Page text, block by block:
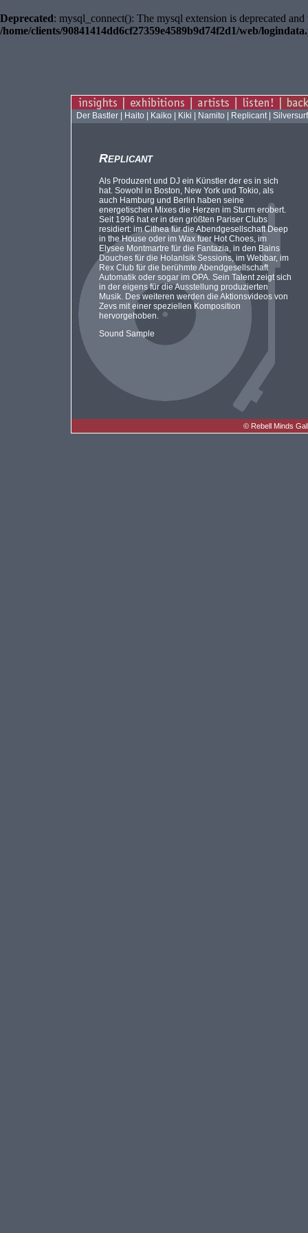
Deprecated: mysql_connect(): The mysql extension is deprecated
/home/clients/90841414dd6cf27359e4589b9d74f2d1/web/
Der Bastler| Haito Kaiko Kiki Namito Replicant|
Replicant
Als Produzent und DJ ein Künstler der es in sich
hat. Sowohl in Boston, New York und Tokio, als
auch Hamburg und Berlin haben seine
energetischen Mixes die Herzen im Sturm erobert.
Seit 1996 hat er in den größten Pariser Clubs
residiert: im Cithea für die Abendgesellschaft Deep
in the House oder im Wax fuer Hot Choes, im
Elysee Montmartre für die Fantazia, in den Bains
Douches für die Holanlsik Sessions, im Webbar, im
Rex Club für die berühmte Abendgesellschaft
Automatik oder sogar im OPA. Sein Talent zeigt sich
in der eigens für die Ausstellung produzierten
Musik. Des weiteren werden die Aktionsvideos von
Zevs mit einer speziellen Komposition
hervorgehoben.
Sound Sample
© Rebell Minds